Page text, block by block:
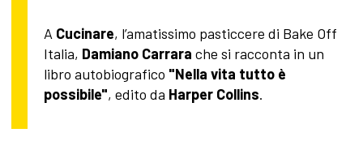
A Cucinare, l’amatissimo pasticcere di Bake Off
Italia, Damiano Carrara che si racconta in un
libro autobiografico "Nella vita tutto è
possibile", edito da Harper Collins.